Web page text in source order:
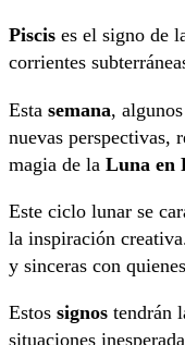
Piscis es el signo de
corrientes
Esta semana, algunos
nuevas perspectivas,
magia de la Luna en
Este ciclo lunar se
la inspiración
y sinceras con
Estos signos tendrán
situaciones